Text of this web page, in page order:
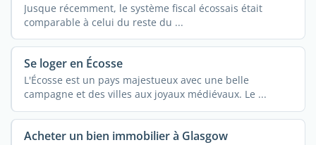
Jusque récemment, le système fiscal écossais était
comparable à celui du reste du ...
Se loger en Écosse
L'Écosse est un pays majestueux avec une belle
campagne et des villes aux joyaux médiévaux. Le ...
Acheter un bien immobilier à Glasgow